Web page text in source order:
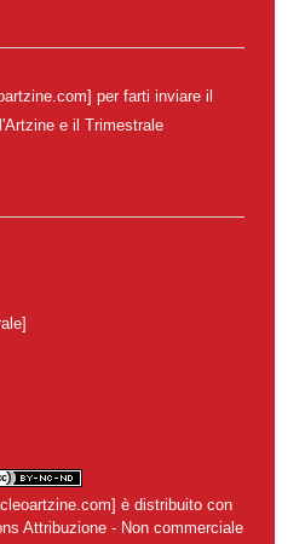
per farti inviare il
e il Trimestrale
] è distribuito con
Attribuzione - Non commerciale